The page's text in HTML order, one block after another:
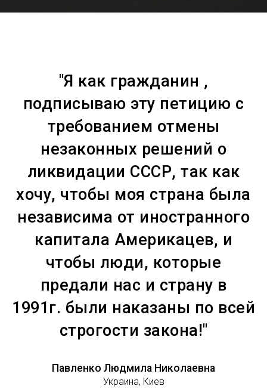
"Я как гражданин ,
подписываю эту петицию с
требованием отмены
незаконных решений о
ликвидации СССР, так как
хочу, чтобы моя страна была
независима от иностранного
капитала Америкацев, и
чтобы люди, которые
предали нас и страну в
1991г. были наказаны по всей
строгости закона!"
Павленко Людмила Николаевна
Украина, Киев